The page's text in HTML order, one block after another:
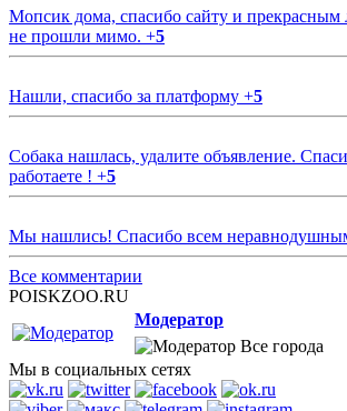
Мопсик дома, спасибо сайту и
не прошли мимо. +5
Нашли, спасибо за платформу +5
Собака нашлась, удалите объявление.
работаете ! +5
Мы нашлись! Спасибо всем
Все комментарии
POISKZOO.RU
Модератор
Все города
Мы в социальных сетях